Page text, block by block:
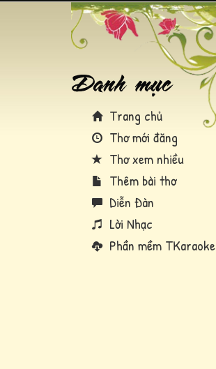
Trang chủ
Thơ mới đăng
Thơ xem nhiều
Thêm bài thơ
Diễn Đàn
Lời Nhạc
Phần mềm TKaraoke